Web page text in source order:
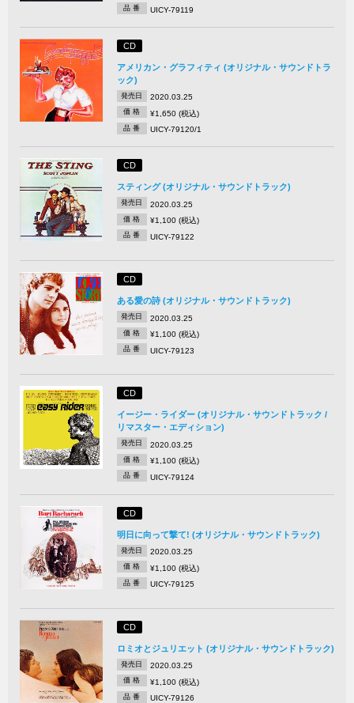
品 番 UICY-79119
CD
アメリカン・グラフィティ (オリジナル・サウンドトラ
ック)
発売日 2020.03.25
価 格 ¥1,650 (税込)
品 番 UICY-79120/1
CD
スティング (オリジナル・サウンドトラック)
発売日 2020.03.25
価 格 ¥1,100 (税込)
品 番 UICY-79122
CD
ある愛の詩 (オリジナル・サウンドトラック)
発売日 2020.03.25
価 格 ¥1,100 (税込)
品 番 UICY-79123
CD
イージー・ライダー (オリジナル・サウンドトラック /
リマスター・エディション)
発売日 2020.03.25
価 格 ¥1,100 (税込)
品 番 UICY-79124
CD
明日に向って撃て! (オリジナル・サウンドトラック)
発売日 2020.03.25
価 格 ¥1,100 (税込)
品 番 UICY-79125
CD
ロミオとジュリエット (オリジナル・サウンドトラック)
発売日 2020.03.25
価 格 ¥1,100 (税込)
品 番 UICY-79126